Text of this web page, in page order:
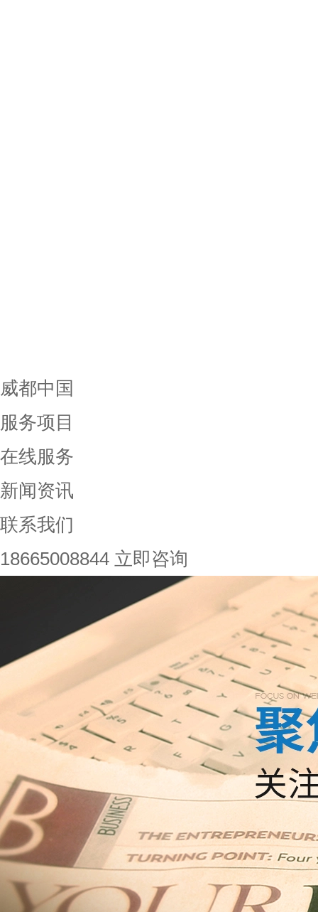
威都中国
服务项目
在线服务
新闻资讯
联系我们
18665008844 立即咨询